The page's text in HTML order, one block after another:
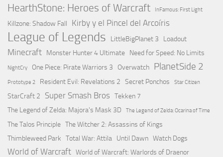
HearthStone: Heroes of Warcraft InFamous: First Light
Killzone: Shadow Fall Kirby y el Pincel del Arcoíris
League of Legends LittleBigPlanet 3 Loadout
Minecraft Monster Hunter 4 Ultimate Need for Speed: No Limits
NightCry One Piece: Pirate Warriors 3 Overwatch PlanetSide 2
Prototype 2 Resident Evil: Revelations 2 Secret Ponchos Star Citizen
StarCraft 2 Super Smash Bros Tekken 7
The Legend of Zelda: Majora's Mask 3D
The Legend of Zelda: Ocarina of Time
The Talos Principle The Witcher 2: Assassins of Kings
Thimbleweed Park Total War: Attila Until Dawn Watch Dogs
World of Warcraft World of Warcraft: Warlords of Draenor